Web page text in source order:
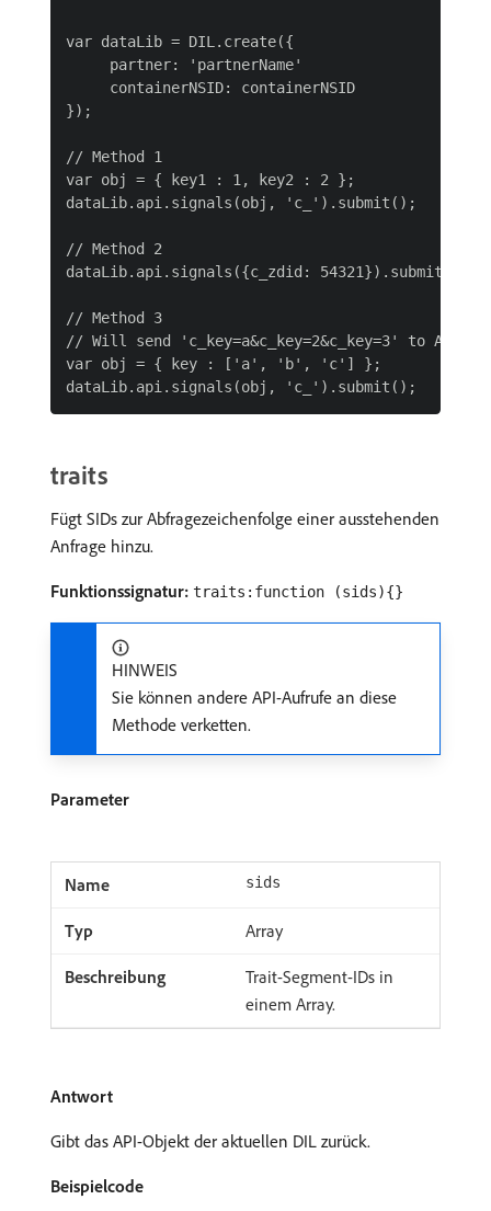
var dataLib = DIL.create({
     partner: 'partnerName'
     containerNSID: containerNSID
});
// Method 1
var obj = { key1 : 1, key2 : 2 };
dataLib.api.signals(obj, 'c_').submit();
// Method 2
dataLib.api.signals({c_zdid: 54321}).submit();
// Method 3
// Will send 'c_key=a&c_key=2&c_key=3' to
var obj = { key : ['a', 'b', 'c'] };
traits
Fügt SIDs zur Abfragezeichenfolge einer ausstehenden
Anfrage hinzu.
Funktionssignatur: traits:function (sids){}
HINWEIS
Sie können andere API-Aufrufe an diese
Methode verketten.
Parameter
sids
Array
Trait-Segment-IDs in
einem Array.
Antwort
Gibt das API-Objekt der aktuellen DIL zurück.
Beispielcode